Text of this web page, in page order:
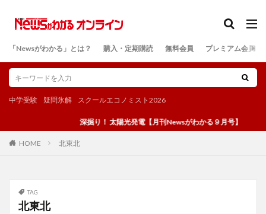
「Newsがわかる」とは？ 購入・定期購読 無料会員 プレミアム会員
中学受験 疑問氷解 スクールエコノミスト2026
深掘り！ 太陽光発電【月刊Newsがわかる９月号】
HOME 北東北
TAG
北東北
検索